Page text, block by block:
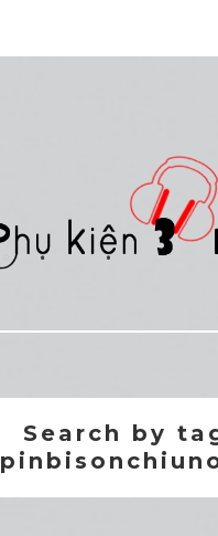
Search by